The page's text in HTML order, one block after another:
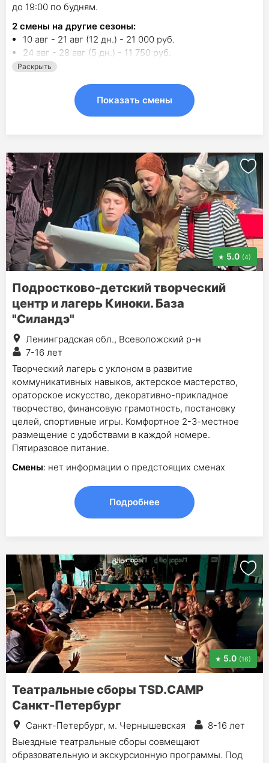
до 19:00 по будням.
2 смены на другие сезоны:
10 авг - 21 авг (12 дн.) - 21 000 руб.
24 авг - 28 авг (5 дн.) - 11 750 руб.
Раскрыть
Показать смены
5.0 (4)
Подростково-детский творческий
центр и лагерь Киноки. База
"Силандэ"
Ленинградская обл., Всеволожский р-н
7-16 лет
Творческий лагерь с уклоном в развитие
коммуникативных навыков, актерское мастерство,
ораторское искусство, декоративно-прикладное
творчество, финансовую грамотность, постановку
целей, спортивные игры. Комфортное 2-3-местное
размещение с удобствами в каждой номере.
Пятиразовое питание.
Смены: нет информации о предстоящих сменах
Подробнее
5.0 (16)
Театральные сборы TSD.CAMP
Санкт-Петербург
Санкт-Петербург, м. Чернышевская
8-16 лет
Выездные театральные сборы совмещают
образовательную и экскурсионную программы. Под